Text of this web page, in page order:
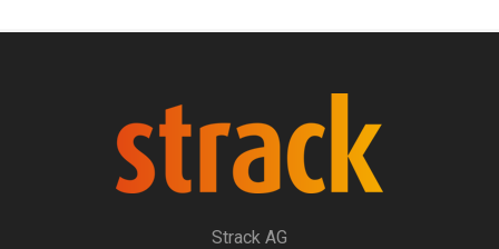
Strack AG